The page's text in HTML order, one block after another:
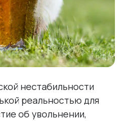
нестабильности
реальностью для
об увольнении,